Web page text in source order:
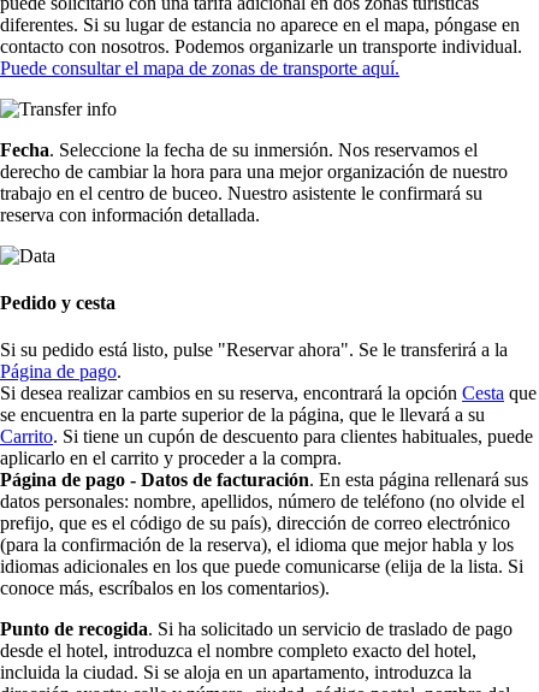
diferentes. Si su lugar de estancia no aparece en el mapa, póngase en
contacto con nosotros. Podemos organizarle un transporte individual.
Puede consultar el mapa de zonas de transporte aquí.
Fecha. Seleccione la fecha de su inmersión. Nos reservamos el
derecho de cambiar la hora para una mejor organización de nuestro
trabajo en el centro de buceo. Nuestro asistente le confirmará su
reserva con información detallada.
Pedido y cesta
Si su pedido está listo, pulse "Reservar ahora". Se le transferirá a la
Página de pago.
Si desea realizar cambios en su reserva, encontrará la opción Cesta que
se encuentra en la parte superior de la página, que le llevará a su
Carrito. Si tiene un cupón de descuento para clientes habituales, puede
aplicarlo en el carrito y proceder a la compra.
Página de pago - Datos de facturación. En esta página rellenará sus
datos personales: nombre, apellidos, número de teléfono (no olvide el
prefijo, que es el código de su país), dirección de correo electrónico
(para la confirmación de la reserva), el idioma que mejor habla y los
idiomas adicionales en los que puede comunicarse (elija de la lista. Si
conoce más, escríbalos en los comentarios).
Punto de recogida. Si ha solicitado un servicio de traslado de pago
desde el hotel, introduzca el nombre completo exacto del hotel,
incluida la ciudad. Si se aloja en un apartamento, introduzca la